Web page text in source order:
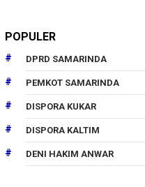
POPULER
DPRD SAMARINDA
PEMKOT SAMARINDA
DISPORA KUKAR
DISPORA KALTIM
DENI HAKIM ANWAR